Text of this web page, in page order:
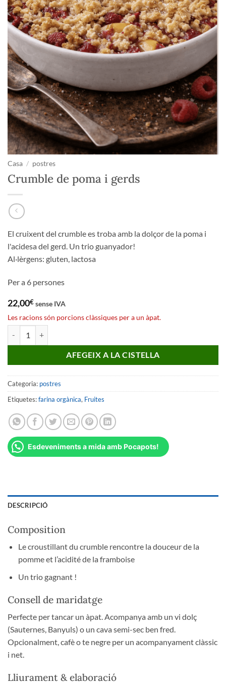
Casa / postres
Crumble de poma i gerds
El cruixent del crumble es troba amb la dolçor de la poma i
l'acidesa del gerd. Un trio guanyador!
Al·lèrgens: gluten, lactosa
Per a 6 persones
22,00€sense IVA
Les racions són porcions clàssiques per a un àpat.
AFEGEIX A LA CISTELLA
Categoria: postres
Etiquetes:farina orgànica, Fruites
Esdeveniments a mida amb Pocapots!
DESCRIPCIÓ
Composition
Le croustillant du crumble rencontre la douceur de la
pomme et l’acidité de la framboise
Un trio gagnant !
Consell de maridatge
Perfecte per tancar un àpat. Acompanya amb un vi dolç
(Sauternes, Banyuls) o un cava semi-sec ben fred.
Opcionalment, cafè o te negre per un acompanyament clàssic
i net.
Lliurament & elaboració